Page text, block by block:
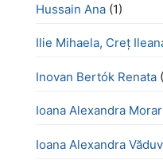
Hussain Ana (1)
Ilie Mihaela, Creț
Inovan Bertók Renata
Ioana Alexandra Morar
Ioana Alexandra